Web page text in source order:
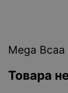
Mega
Товара